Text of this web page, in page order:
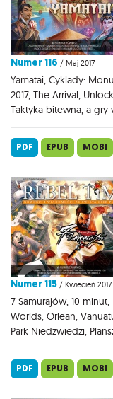
Numer 116 / Maj 2017
Yamatai, Cyklady:
2017, The Arrival,
Taktyka bitewna, a gry
PDF EPUB MOBI
Numer 115 / Kwiecień 2017
7 Samurajów, 10 minut,
Worlds, Orlean,
Park Niedzwiedzi,
PDF EPUB MOBI